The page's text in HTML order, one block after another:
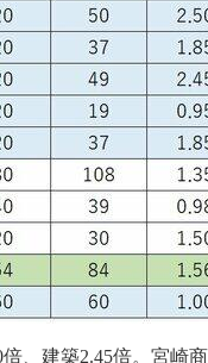
、建築2.45倍。宮崎